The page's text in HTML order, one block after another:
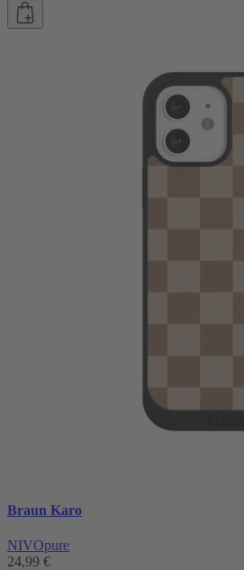
Braun Karo
NIVOpure
24,99 €